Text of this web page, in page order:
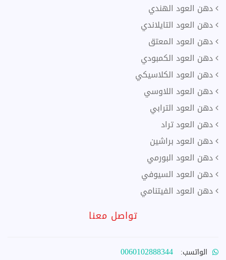
دهن العود الهندي
دهن العود التايلاندي
دهن العود المعتق
دهن العود الكمبودي
دهن العود الكلاسيكي
دهن العود اللاوسي
دهن العود الترابي
دهن العود تراد
دهن العود براشين
دهن العود البورمي
دهن العود السيوفي
دهن العود الفيتنامي
تواصل معنا
الواتسب: 0060102888344